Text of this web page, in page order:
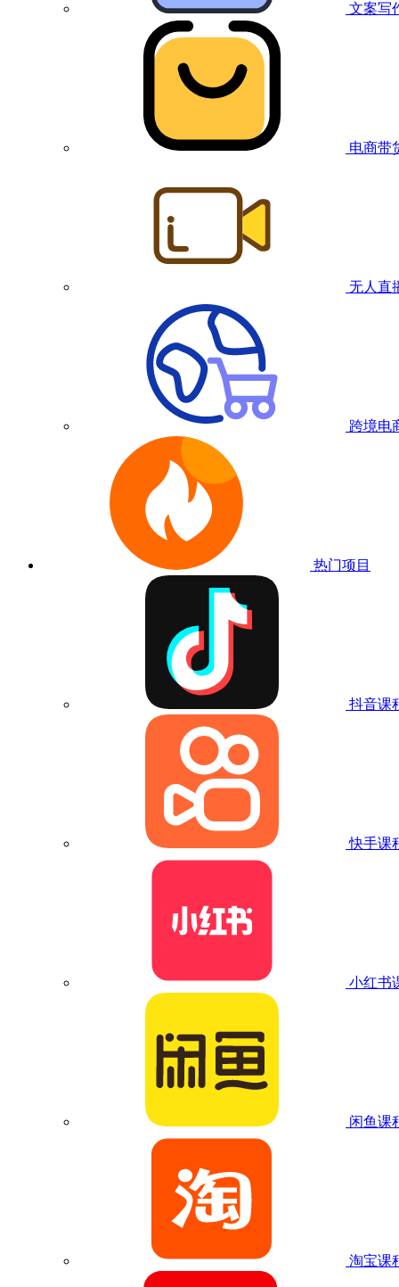
文案写
电商带
无人直
跨境电
热门项目
抖音课
快手课
小红书
闲鱼课
淘宝课